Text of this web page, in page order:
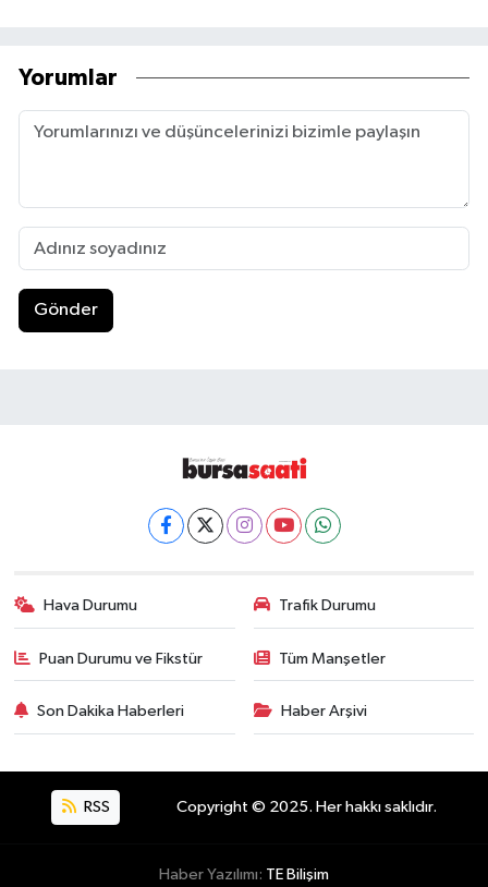
Yorumlar
Gönder
Hava Durumu Trafik Durumu
Puan Durumu ve Fikstür Tüm Manşetler
Son Dakika Haberleri Haber Arşivi
RSS Copyright © 2025. Her hakkı saklıdır.
Haber Yazılımı: TE Bilişim